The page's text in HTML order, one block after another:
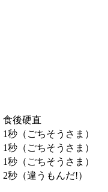
食後硬直
1秒（ごちそうさま）
1秒（ごちそうさま）
1秒（ごちそうさま）
2秒（違うもんだ!）